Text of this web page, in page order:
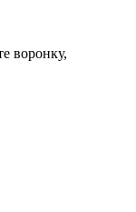
воронку,